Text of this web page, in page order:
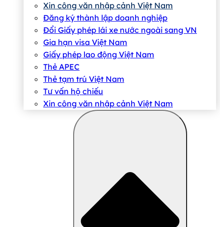
Xin công văn nhập cảnh Việt Nam
Đăng ký thành lập doanh nghiệp
Đổi Giấy phép lái xe nước ngoài sang VN
Gia hạn visa Việt Nam
Giấy phép lao động Việt Nam
Thẻ APEC
Thẻ tạm trú Việt Nam
Tư vấn hộ chiếu
Xin công văn nhập cảnh Việt Nam